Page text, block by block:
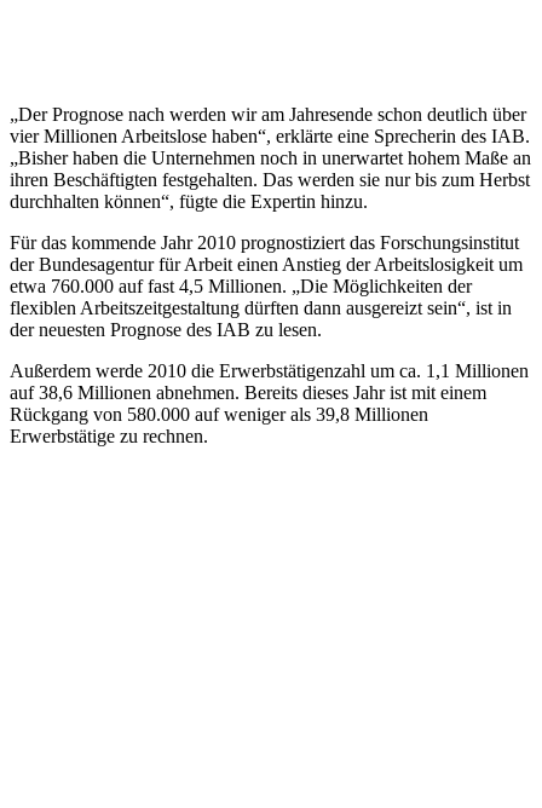
„Der Prognose nach werden wir am Jahresende schon deutlich über
vier Millionen Arbeitslose haben“, erklärte eine Sprecherin des IAB.
„Bisher haben die Unternehmen noch in unerwartet hohem Maße an
ihren Beschäftigten festgehalten. Das werden sie nur bis zum Herbst
durchhalten können“, fügte die Expertin hinzu.
Für das kommende Jahr 2010 prognostiziert das Forschungsinstitut
der Bundesagentur für Arbeit einen Anstieg der Arbeitslosigkeit um
etwa 760.000 auf fast 4,5 Millionen. „Die Möglichkeiten der
flexiblen Arbeitszeitgestaltung dürften dann ausgereizt sein“, ist in
der neuesten Prognose des IAB zu lesen.
Außerdem werde 2010 die Erwerbstätigenzahl um ca. 1,1 Millionen
auf 38,6 Millionen abnehmen. Bereits dieses Jahr ist mit einem
Rückgang von 580.000 auf weniger als 39,8 Millionen
Erwerbstätige zu rechnen.